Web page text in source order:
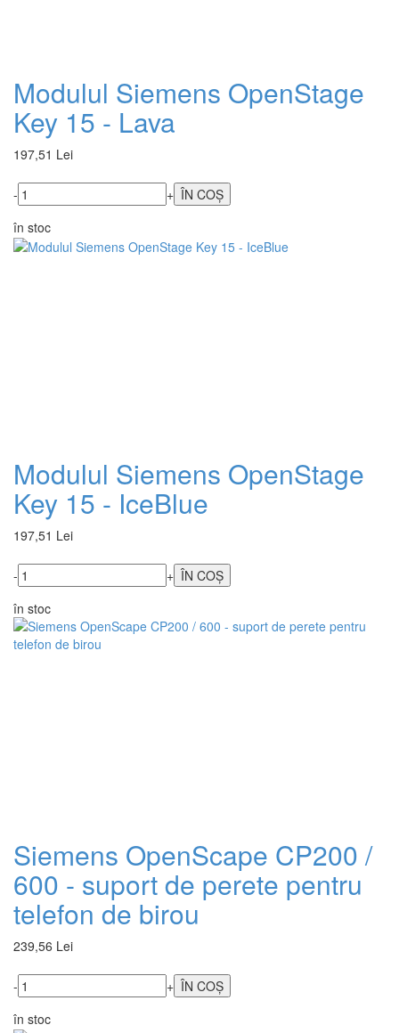
Modulul Siemens OpenStage
Key 15 - Lava
197,51 Lei
-
+
în stoc
Modulul Siemens OpenStage
Key 15 - IceBlue
197,51 Lei
-
+
în stoc
Siemens OpenScape CP200 /
600 - suport de perete pentru
telefon de birou
239,56 Lei
-
+
în stoc